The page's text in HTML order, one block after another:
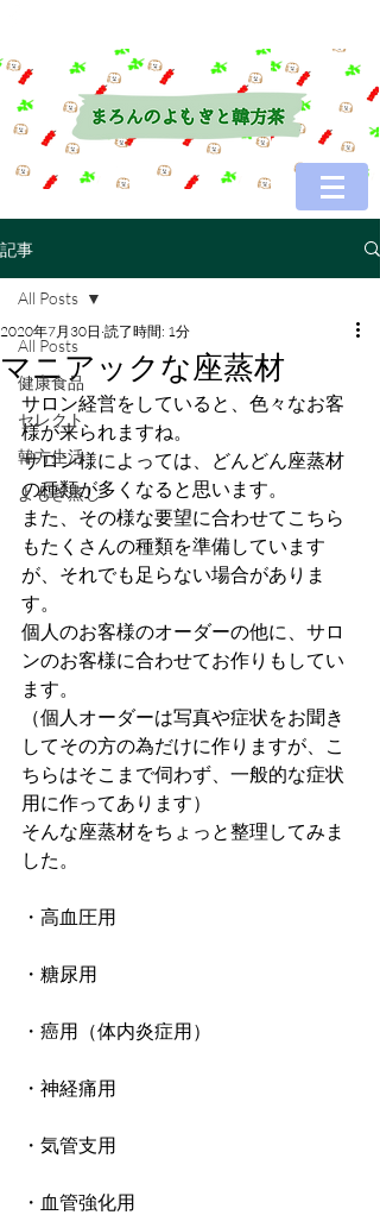
記事
All Posts
健康食品
セレクト
韓方生活
よもぎ蒸し
All Posts
マニアックな座蒸材
2020年7月30日 読了時間: 1分
サロン経営をしていると、色々なお客
様が来られますね。
サロン様によっては、どんどん座蒸材
の種類が多くなると思います。
また、その様な要望に合わせてこちら
もたくさんの種類を準備しています
が、それでも足らない場合がありま
す。
個人のお客様のオーダーの他に、サロ
ンのお客様に合わせてお作りもしてい
ます。
（個人オーダーは写真や症状をお聞き
してその方の為だけに作りますが、こ
ちらはそこまで伺わず、一般的な症状
用に作ってあります）
そんな座蒸材をちょっと整理してみま
した。
・高血圧用
・糖尿用
・癌用（体内炎症用）
・神経痛用
・気管支用
・血管強化用